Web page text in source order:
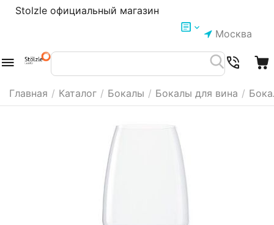
Stolzle официальный магазин
Москва
Главная / Каталог / Бокалы / Бокалы для вина /